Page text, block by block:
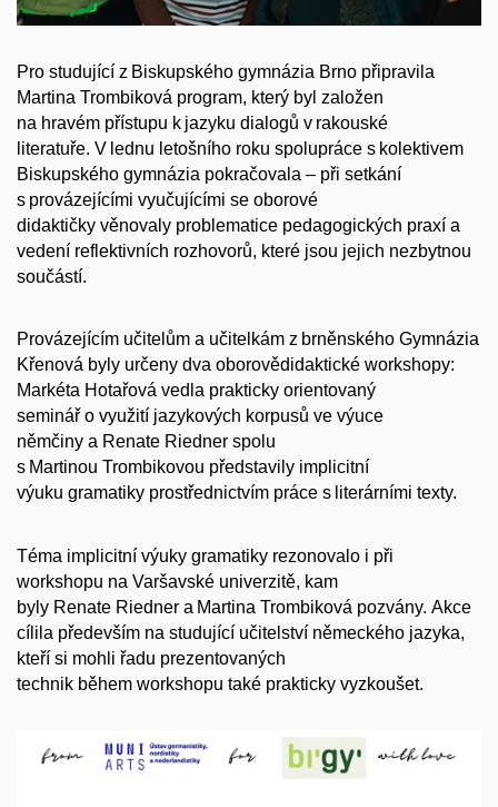
Pro studující z Biskupského gymnázia Brno připravila
Martina Trombiková program, který byl založen
na hravém přístupu k jazyku dialogů v rakouské
literatuře. V lednu letošního roku spolupráce s kolektivem
Biskupského gymnázia pokračovala – při setkání
s provázejícími vyučujícími se oborové
didaktičky věnovaly problematice pedagogických praxí a
vedení reflektivních rozhovorů, které jsou jejich nezbytnou
součástí.
Provázejícím učitelům a učitelkám z brněnského Gymnázia
Křenová byly určeny dva oborovědidaktické workshopy:
Markéta Hotařová vedla prakticky orientovaný
seminář o využití jazykových korpusů ve výuce
němčiny a Renate Riedner spolu
s Martinou Trombikovou představily implicitní
výuku gramatiky prostřednictvím práce s literárními texty.
Téma implicitní výuky gramatiky rezonovalo i při
workshopu na Varšavské univerzitě, kam
byly Renate Riedner a Martina Trombiková pozvány. Akce
cílila především na studující učitelství německého jazyka,
kteří si mohli řadu prezentovaných
technik během workshopu také prakticky vyzkoušet.